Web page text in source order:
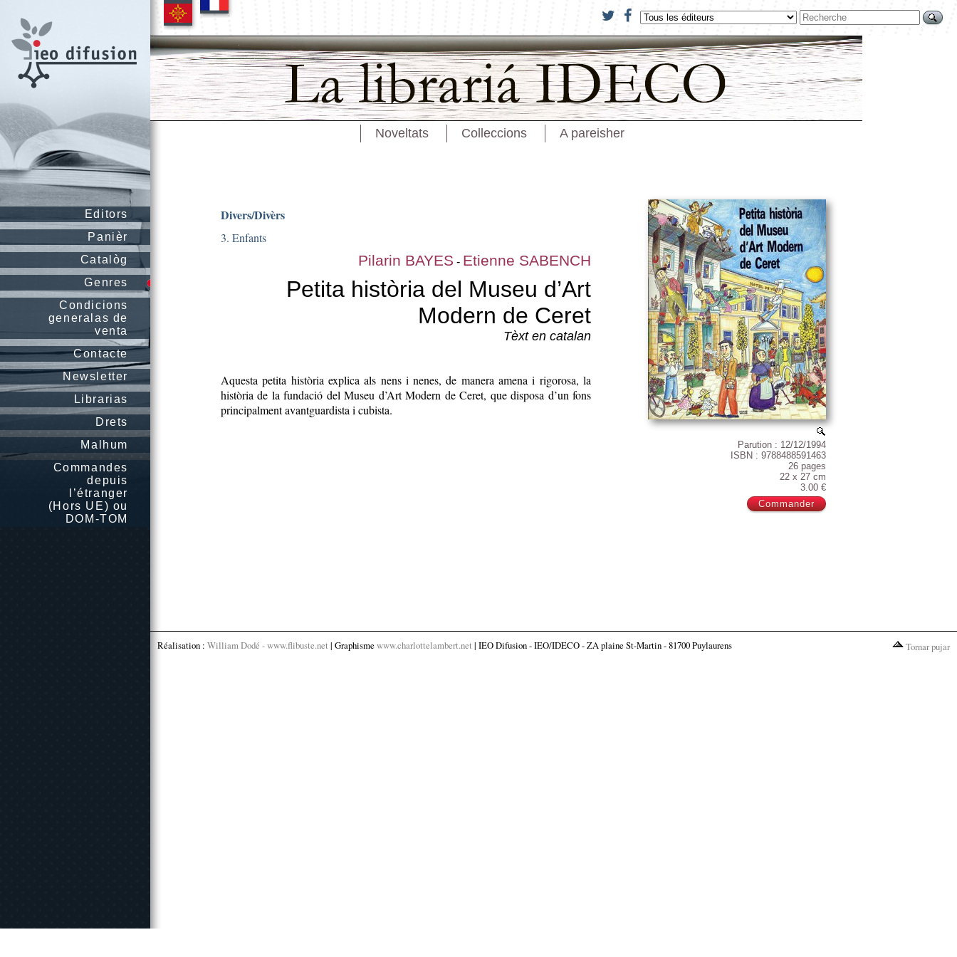
Editors
Panièr
Catalòg
Genres
Condicions
generalas de
venta
Contacte
Newsletter
Librarias
Drets
Malhum
Commandes
depuis
l’étranger
(Hors UE) ou
DOM-TOM
Noveltats Colleccions A pareisher
Parution : 12/12/1994
ISBN : 9788488591463
26 pages
22 x 27 cm
3.00 €
Divers/Divèrs
3. Enfants
Pilarin BAYES - Etienne SABENCH
Petita història del Museu d’Art
Modern de Ceret
Tèxt en catalan
Aquesta petita història explica als nens i nenes, de manera amena i rigorosa, la
història de la fundació del Museu d’Art Modern de Ceret, que disposa d’un fons
principalment avantguardista i cubista.
Réalisation : William Dodé - www.flibuste.net | Graphisme www.charlottelambert.net | IEO Difusion - IEO/IDECO - ZA plaine St-Martin - 81700 Puylaurens Tornar pujar